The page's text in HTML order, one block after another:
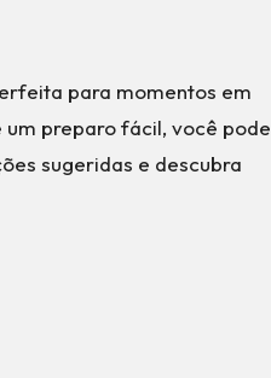
para momentos em
um preparo fácil, você pode
sugeridas e descubra